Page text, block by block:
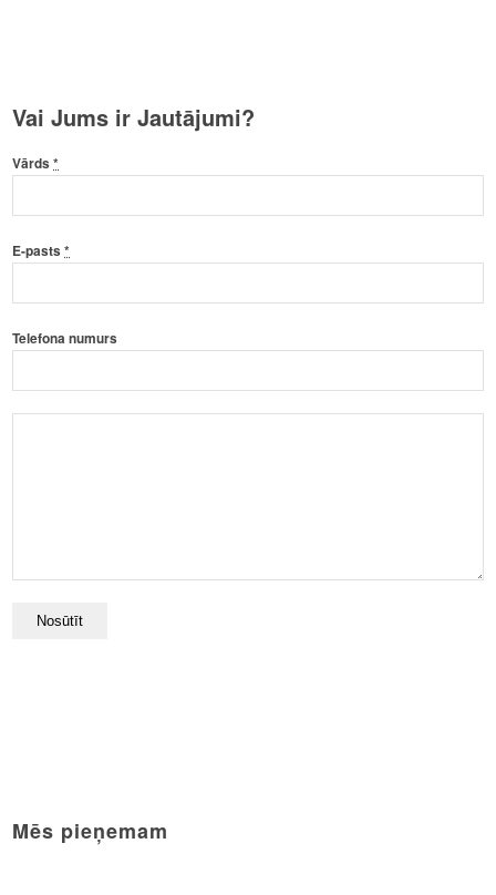
Vai Jums ir Jautājumi?
Vārds*
E-pasts*
Telefona numurs
Mēs pieņemam